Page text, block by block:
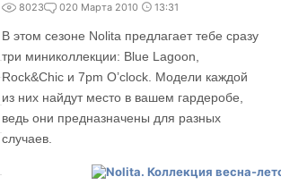
8023 020 Марта 2010 13:31
В этом сезоне Nolita предлагает тебе сразу
три миниколлекции: Blue Lagoon,
Rock&Chic и 7pm O’clock. Модели каждой
из них найдут место в вашем гардеробе,
ведь они предназначены для разных
случаев.